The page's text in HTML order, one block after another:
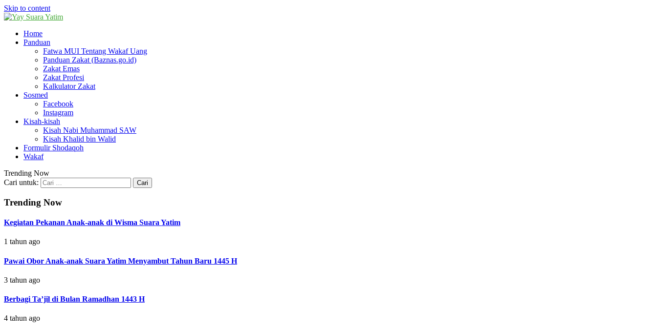
Skip to content
Home
Panduan
Fatwa MUI Tentang Wakaf Uang
Panduan Zakat (Baznas.go.id)
Zakat Emas
Zakat Profesi
Kalkulator Zakat
Sosmed
Facebook
Instagram
Kisah-kisah
Kisah Nabi Muhammad SAW
Kisah Khalid bin Walid
Formulir Shodaqoh
Wakaf
Trending Now
Cari untuk:
Trending Now
Kegiatan Pekanan Anak-anak di Wisma Suara Yatim
1 tahun ago
Pawai Obor Anak-anak Suara Yatim Menyambut Tahun Baru 1445 H
3 tahun ago
Berbagi Ta’jil di Bulan Ramadhan 1443 H
4 tahun ago